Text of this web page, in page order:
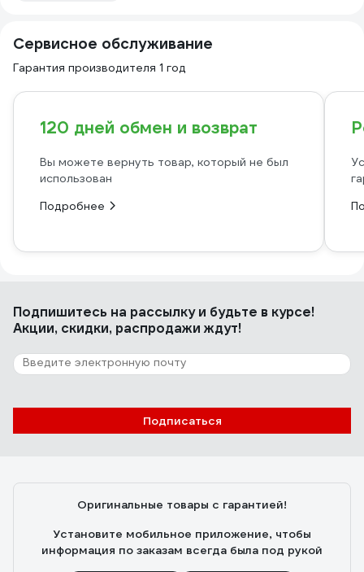
Сервисное обслуживание
Гарантия производителя 1 год
120 дней обмен и возврат
Вы можете вернуть товар, который не был
использован
Подробнее
Подпишитесь на рассылкуи будьте в курсе!
Акции, скидки, распродажи ждут!
Подписаться
Оригинальные товары с гарантией!
Установите мобильное приложение, чтобы
информация по заказам всегда была под рукой